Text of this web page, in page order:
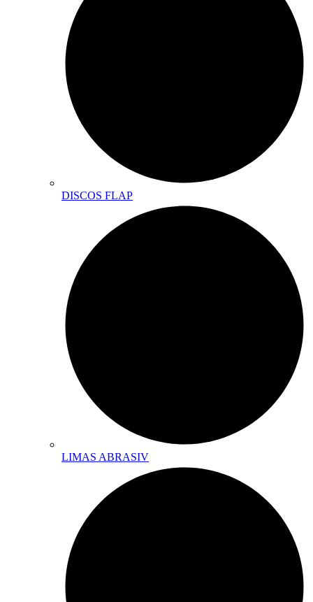
DISCOS FLAP
LIMAS ABRASIV